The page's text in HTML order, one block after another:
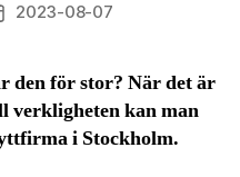
2023-08-07
den för stor? När det är
verkligheten kan man
i Stockholm.